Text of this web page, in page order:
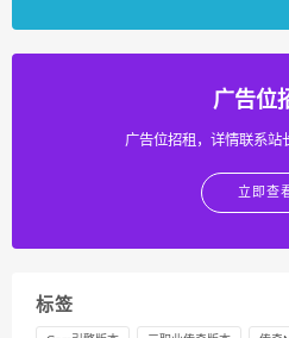
广告位
广告位招租，详情联系
立即查
标签